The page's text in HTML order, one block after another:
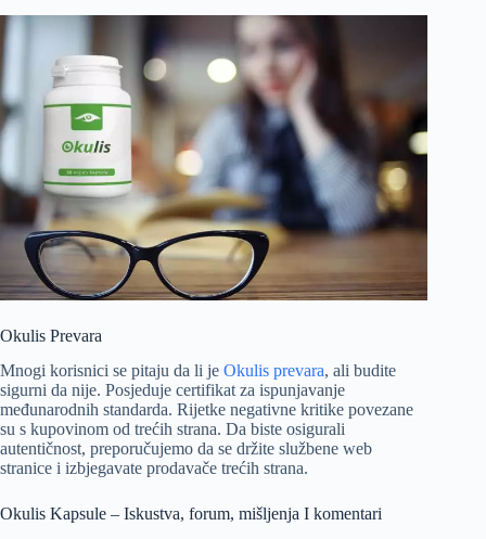
Okulis Prevara
Mnogi korisnici se pitaju da li je Okulis prevara, ali budite
sigurni da nije. Posjeduje certifikat za ispunjavanje
međunarodnih standarda. Rijetke negativne kritike povezane
su s kupovinom od trećih strana. Da biste osigurali
autentičnost, preporučujemo da se držite službene web
stranice i izbjegavate prodavače trećih strana.
Okulis Kapsule – Iskustva, forum, mišljenja I komentari